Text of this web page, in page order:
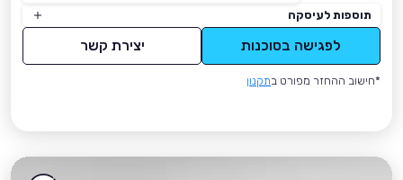
תוספות לעיסקה
לפגישה בסוכנות יצירת קשר
*חישוב ההחזר מפורט בתקנון